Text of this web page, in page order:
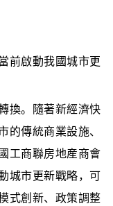
啟動我國城市更
。隨著新經濟快
的傳統商業設施、
工商聯房地産商會
城市更新戰略，可
式創新、政策調整